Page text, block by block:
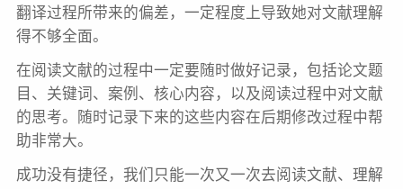
翻译过程所带来的偏差，一定程度上导致她对文献理解
得不够全面。
在阅读文献的过程中一定要随时做好记录，包括论文题
目、关键词、案例、核心内容，以及阅读过程中对文献
的思考。随时记录下来的这些内容在后期修改过程中帮
助非常大。
成功没有捷径，我们只能一次又一次去阅读文献、理解